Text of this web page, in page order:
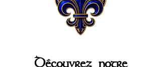
Découvrez notre